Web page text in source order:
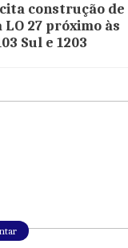
construção de
27 próximo às
Sul e 1203